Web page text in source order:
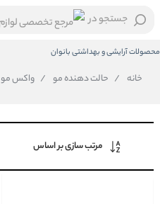
محصولات آرایشی و بهداشتی بانوان
جستجو در
خانه / حالت دهنده مو / واکس مو
مرتب سازی بر اساس